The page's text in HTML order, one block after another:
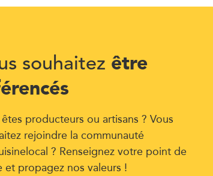
souhaitez être
producteurs ou artisans ? Vous
rejoindre la communauté
? Renseignez votre point de
et propagez nos valeurs !